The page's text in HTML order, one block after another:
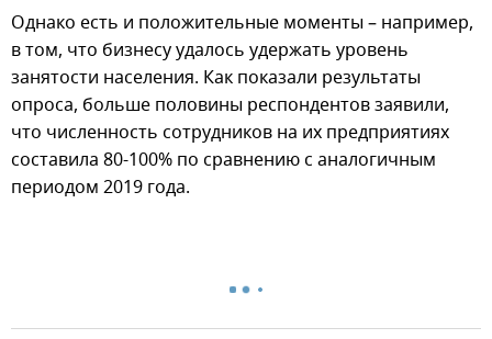
Однако есть и положительные моменты – например,
в том, что бизнесу удалось удержать уровень
занятости населения. Как показали результаты
опроса, больше половины респондентов заявили,
что численность сотрудников на их предприятиях
составила 80-100% по сравнению с аналогичным
периодом 2019 года.